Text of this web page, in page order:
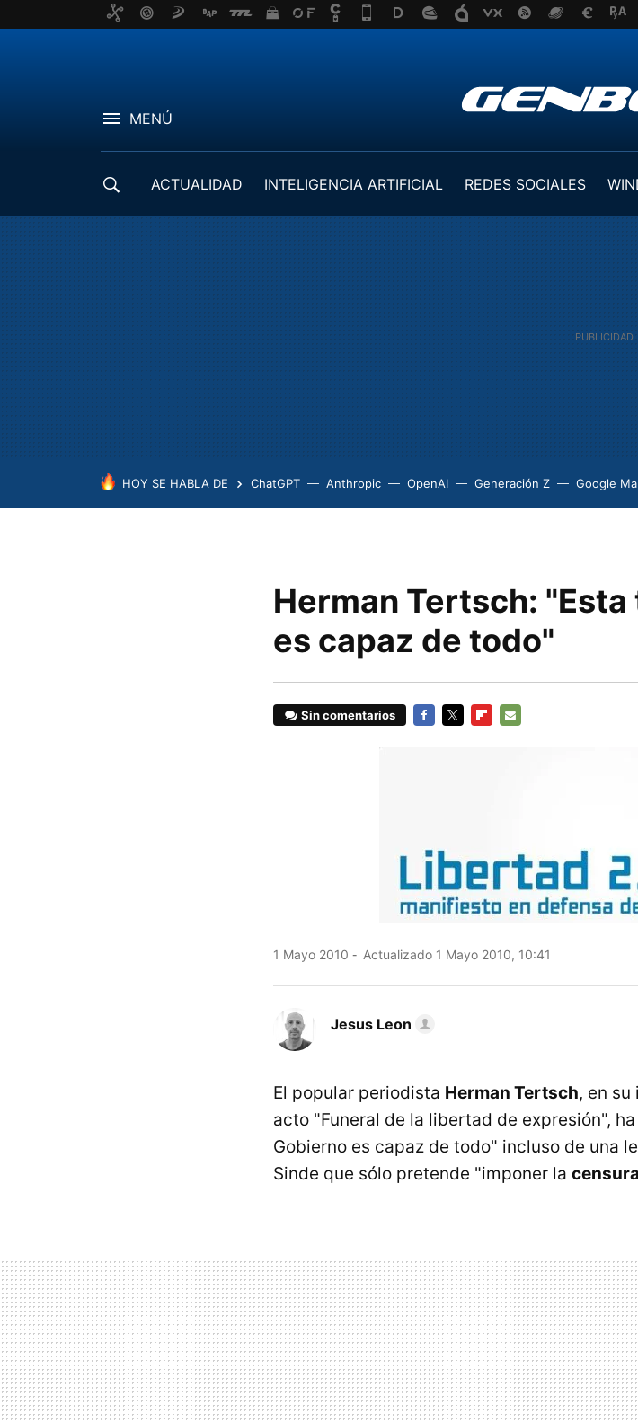
MENÚ
ACTUALIDAD INTELIGENCIA ARTIFICIAL REDES SOCIALES
HOY SE HABLA DE ChatGPT Anthropic OpenAI Generación Z Google
Herman Tertsch:
es capaz de todo"
Sin comentarios
1 Mayo 2010 Actualizado 1 Mayo 2010, 10:41
Jesus Leon
El popular periodista Herman Tertsch, en
acto "Funeral de la libertad de expresión", ha
Gobierno es capaz de todo" incluso de una
Sinde que sólo pretende "imponer la censura